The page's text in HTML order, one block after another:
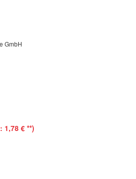
GmbH
1,78 € **)